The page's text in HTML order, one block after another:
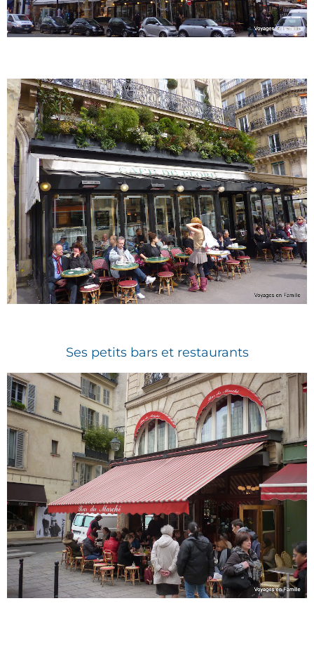
Ses petits bars et restaurants